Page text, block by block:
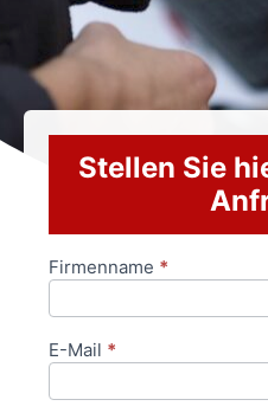
Stellen Sie
Anfrageformular
Firmenname *
E-Mail *